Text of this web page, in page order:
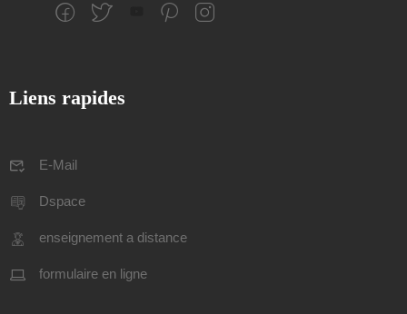
Liens rapides
E-Mail
Dspace
enseignement a distance
formulaire en ligne